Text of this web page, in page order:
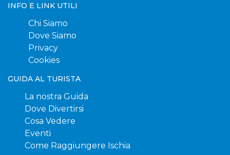
INFO E LINK UTILI
Chi Siamo
Dove Siamo
Privacy
Cookies
GUIDA AL TURISTA
La nostra Guida
Dove Divertirsi
Cosa Vedere
Eventi
Come Raggiungere Ischia